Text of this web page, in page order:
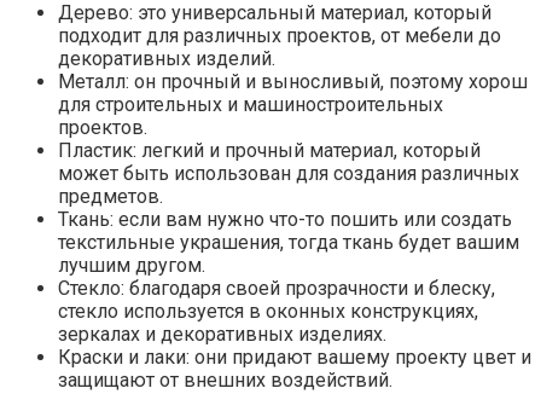
Дерево: это универсальный материал, который
подходит для различных проектов, от мебели до
декоративных изделий.
Металл: он прочный и выносливый, поэтому хорош
для строительных и машиностроительных
проектов.
Пластик: легкий и прочный материал, который
может быть использован для создания различных
предметов.
Ткань: если вам нужно что-то пошить или создать
текстильные украшения, тогда ткань будет вашим
лучшим другом.
Стекло: благодаря своей прозрачности и блеску,
стекло используется в оконных конструкциях,
зеркалах и декоративных изделиях.
Краски и лаки: они придают вашему проекту цвет и
защищают от внешних воздействий.